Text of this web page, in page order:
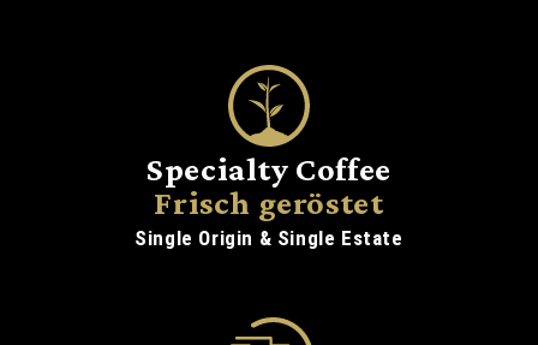
Specialty Coffee
Frisch geröstet
Single Origin & Single Estate